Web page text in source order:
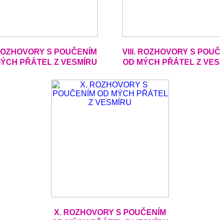
S POUČENÍM
PŘÁTEL Z VESMÍRU
VIII. ROZHOVORY S
OD MÝCH PŘÁTEL Z
X. ROZHOVORY S POUČENÍM